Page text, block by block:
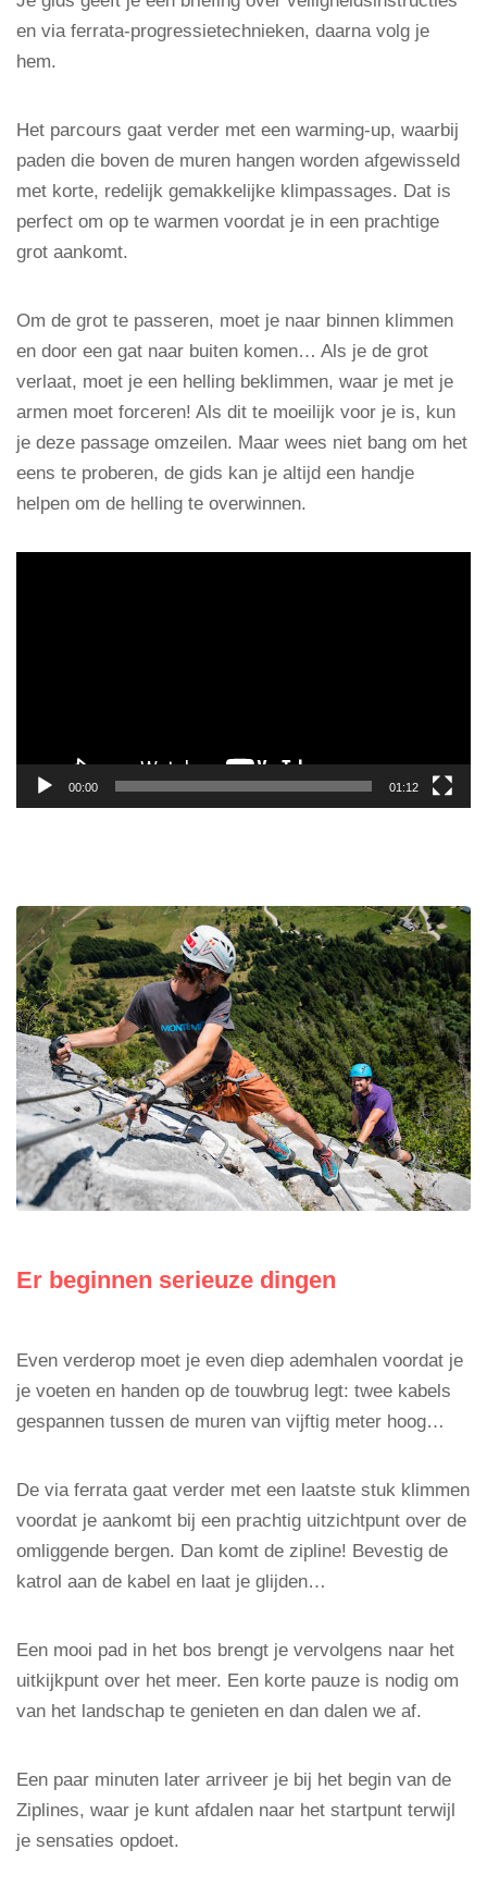
en via ferrata-progressietechnieken, daarna volg je
hem.
Het parcours gaat verder met een warming-up, waarbij
paden die boven de muren hangen worden afgewisseld
met korte, redelijk gemakkelijke klimpassages. Dat is
perfect om op te warmen voordat je in een prachtige
grot aankomt.
Om de grot te passeren, moet je naar binnen klimmen
en door een gat naar buiten komen… Als je de grot
verlaat, moet je een helling beklimmen, waar je met je
armen moet forceren! Als dit te moeilijk voor je is, kun
je deze passage omzeilen. Maar wees niet bang om het
eens te proberen, de gids kan je altijd een handje
helpen om de helling te overwinnen.
00:00 01:12
Er beginnen serieuze dingen
Even verderop moet je even diep ademhalen voordat je
je voeten en handen op de touwbrug legt: twee kabels
gespannen tussen de muren van vijftig meter hoog…
De via ferrata gaat verder met een laatste stuk klimmen
voordat je aankomt bij een prachtig uitzichtpunt over de
omliggende bergen. Dan komt de zipline! Bevestig de
katrol aan de kabel en laat je glijden…
Een mooi pad in het bos brengt je vervolgens naar het
uitkijkpunt over het meer. Een korte pauze is nodig om
van het landschap te genieten en dan dalen we af.
Een paar minuten later arriveer je bij het begin van de
Ziplines, waar je kunt afdalen naar het startpunt terwijl
je sensaties opdoet.